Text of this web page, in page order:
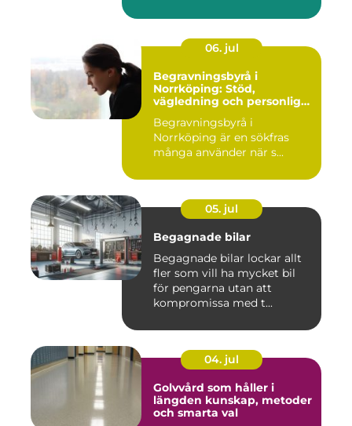
06. jul
Begravningsbyrå i
Norrköping: Stöd,
vägledning och personliga
Begravningsbyrå i
Norrköping är en sökfras
många använder när s...
05. jul
Begagnade bilar
Begagnade bilar lockar allt
fler som vill ha mycket bil
för pengarna utan att
kompromissa med t...
04. jul
Golvvård som håller i
längden kunskap, metoder
och smarta val